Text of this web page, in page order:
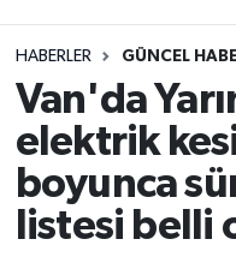
HABERLER GÜNCEL
Van'da
elektrik
boyunca
listesi belli
Siyaset
Ekonomi
Sağlık
Van Namaz
Van Trafik
Süper Lig Puan